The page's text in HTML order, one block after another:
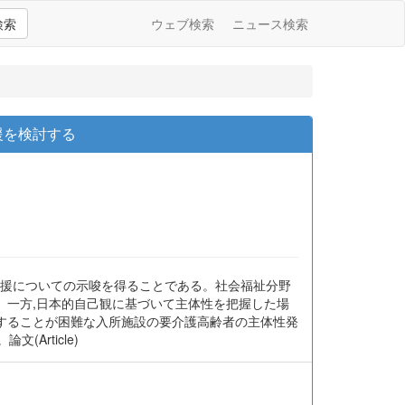
索 ウェブ検索 ニュース検索
検討する
についての示唆を得ることである。社会福祉分野
方,日本的自己観に基づいて主体性を把握した場
ことが困難な入所施設の要介護高齢者の主体性発
論文(Article)